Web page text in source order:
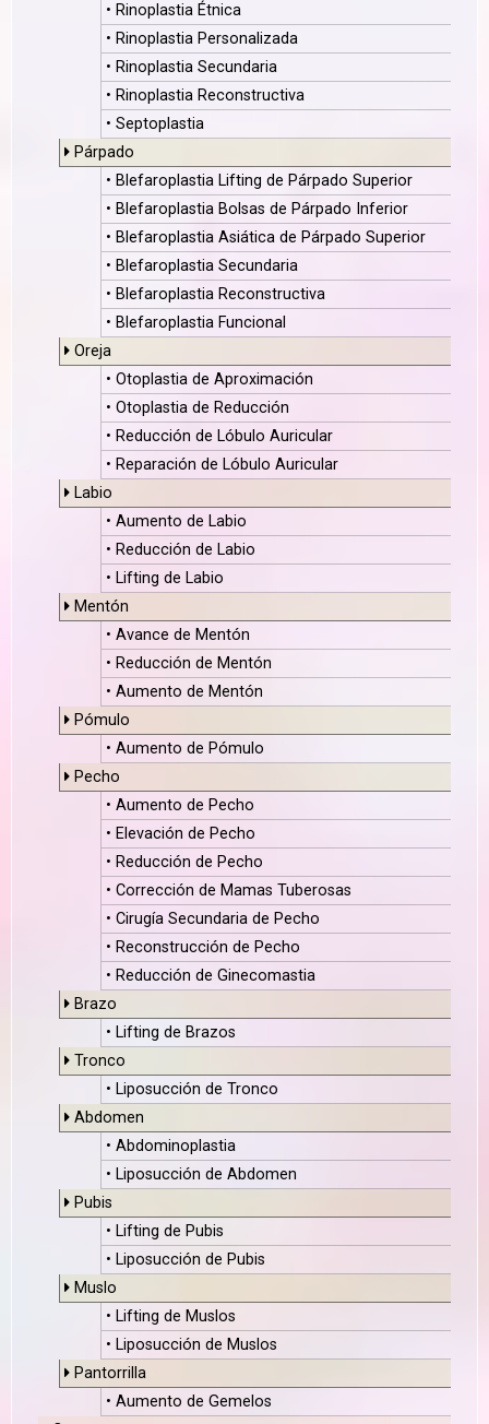
• Rinoplastia Étnica
• Rinoplastia Personalizada
• Rinoplastia Secundaria
• Rinoplastia Reconstructiva
• Septoplastia
Párpado
• Blefaroplastia Lifting de Párpado Superior
• Blefaroplastia Bolsas de Párpado Inferior
• Blefaroplastia Asiática de Párpado Superior
• Blefaroplastia Secundaria
• Blefaroplastia Reconstructiva
• Blefaroplastia Funcional
Oreja
• Otoplastia de Aproximación
• Otoplastia de Reducción
• Reducción de Lóbulo Auricular
• Reparación de Lóbulo Auricular
Labio
• Aumento de Labio
• Reducción de Labio
• Lifting de Labio
Mentón
• Avance de Mentón
• Reducción de Mentón
• Aumento de Mentón
Pómulo
• Aumento de Pómulo
Pecho
• Aumento de Pecho
• Elevación de Pecho
• Reducción de Pecho
• Corrección de Mamas Tuberosas
• Cirugía Secundaria de Pecho
• Reconstrucción de Pecho
• Reducción de Ginecomastia
Brazo
• Lifting de Brazos
Tronco
• Liposucción de Tronco
Abdomen
• Abdominoplastia
• Liposucción de Abdomen
Pubis
• Lifting de Pubis
• Liposucción de Pubis
Muslo
• Lifting de Muslos
• Liposucción de Muslos
Pantorrilla
• Aumento de Gemelos